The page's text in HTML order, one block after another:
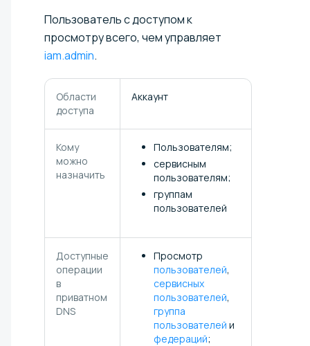
Пользователь с доступом к
просмотру всего, чем управляет
iam.admin.
Области
доступа
Аккаунт
Кому
можно
назначить
Пользователям;
сервисным
пользователям;
группам
пользователей
Доступные
операции
в
приватном
DNS
Просмотр
пользователей,
сервисных
пользователей,
группа
пользователей и
федераций;